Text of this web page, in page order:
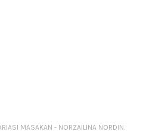
MASAKAN - NORZAILINA NORDIN.